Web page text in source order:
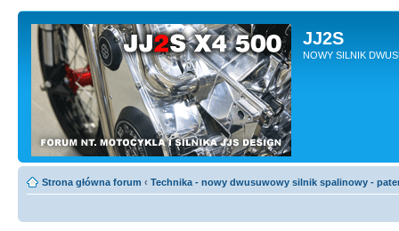
JJ2S
NOWY SILNIK
Strona główna forum ‹ Technika - nowy dwusuwowy silnik spalinowy -